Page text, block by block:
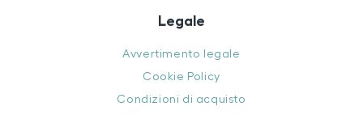
Legale
Avvertimento legale
Cookie Policy
Condizioni di acquisto